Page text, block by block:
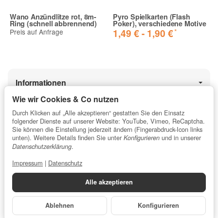
Beste Ware
Holger A. | 05.01.2019 | Verifizierter Kauf
Funktioniert hervorragend.
Lieferung erfolgte sauber verpackt und sehr schnell. Die
Watte funktioniert hervorragend. Man muss sie allerdings
lassen. Dann ist der Spaß damit garantiert.
Frank D. | 21.06.2019 | Verifizierter Kauf
Wano Anzündlitze rot, 8m-
Ring (schnell abbrennend)
Preis auf Anfrage
Pyro Spielkarten (Flash
Poker), verschiedene Motive
1,49 € - 1,90 €*
Informationen
Gesetzliche Informationen
⌀ Kundenbewertung für profipyro.de
Errechnet aus 13.853Bewertungen
Kontakt• Impressum
Wie wir Cookies & Co nutzen
Durch Klicken auf „Alle akzeptieren“ gestatten Sie den Einsatz
folgender Dienste auf unserer Website: YouTube, Vimeo, ReCaptcha.
Sie können die Einstellung jederzeit ändern (Fingerabdruck-Icon links
unten). Weitere Details finden Sie unter Konfigurieren und in unserer
Datenschutzerklärung.
Impressum | Datenschutz
Alle akzeptieren
Ablehnen Konfigurieren